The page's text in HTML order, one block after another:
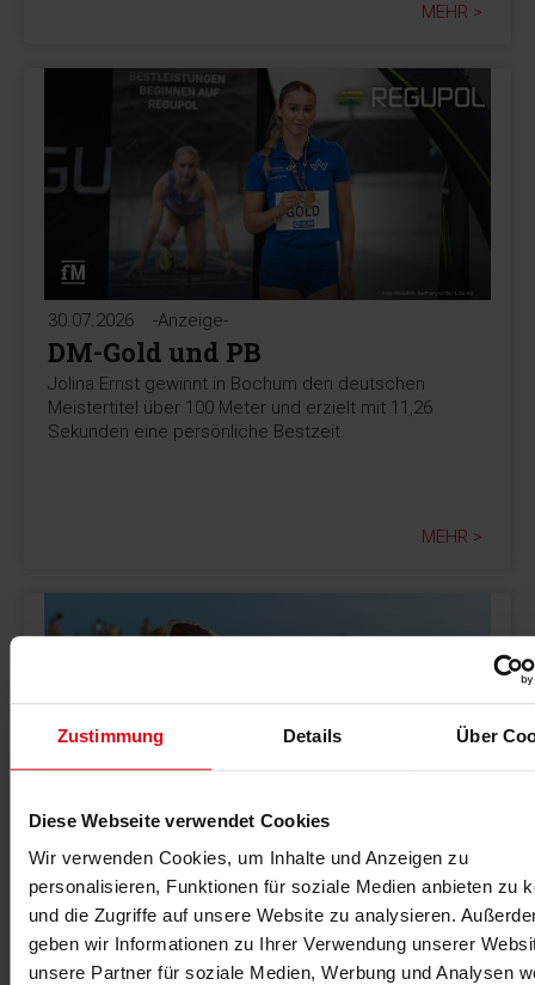
Zustimmung Details Über
Diese Webseite verwendet Cookies
Wir verwenden Cookies, um Inhalte und Anzeigen zu
personalisieren, Funktionen für soziale Medien anbieten zu
und die Zugriffe auf unsere Website zu analysieren.
geben wir Informationen zu Ihrer Verwendung unserer
unsere Partner für soziale Medien, Werbung und Analysen
MEHR >
30.07.2026 -Anzeige-
DM-Gold und PB
Jolina Ernst gewinnt in Bochum den deutschen
Meistertitel über 100 Meter und erzielt mit 11,26
Sekunden eine persönliche Bestzeit.
MEHR >
Neue Rekordhitze
Schwitzen ohne Training: Eine Hitzewelle rollt über
Deutschland. Hoch 'Olaf' bringt Temperaturen bis 40
Grad. Tipps: Trinken, Sport vermeiden, Räume kühlen.